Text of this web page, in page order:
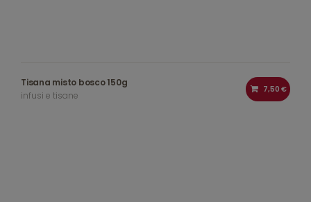
Tisana misto bosco 150g
infusi e tisane
7,50 €